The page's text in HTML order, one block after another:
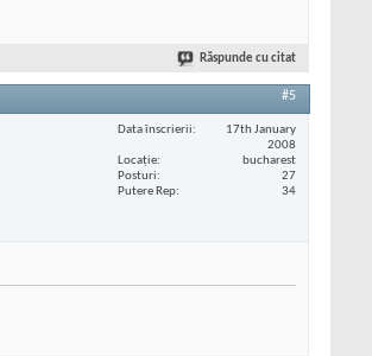
Răspunde cu citat
#5
Data înscrierii
17th January
2008
Locaţie
bucharest
Posturi
27
Putere Rep
34